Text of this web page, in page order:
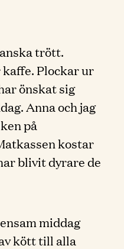
trött.
Plockar ur
önskat sig
Anna och jag
på
kostar
blivit dyrare de
middag
kött till alla